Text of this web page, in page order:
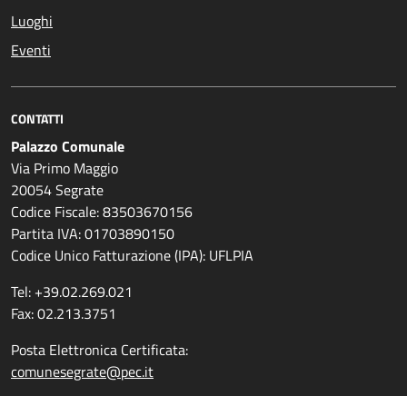
Luoghi
Eventi
CONTATTI
Palazzo Comunale
Via Primo Maggio
20054 Segrate
Codice Fiscale: 83503670156
Partita IVA: 01703890150
Codice Unico Fatturazione (IPA): UFLPIA
Tel: +39.02.269.021
Fax: 02.213.3751
Posta Elettronica Certificata:
comunesegrate@pec.it